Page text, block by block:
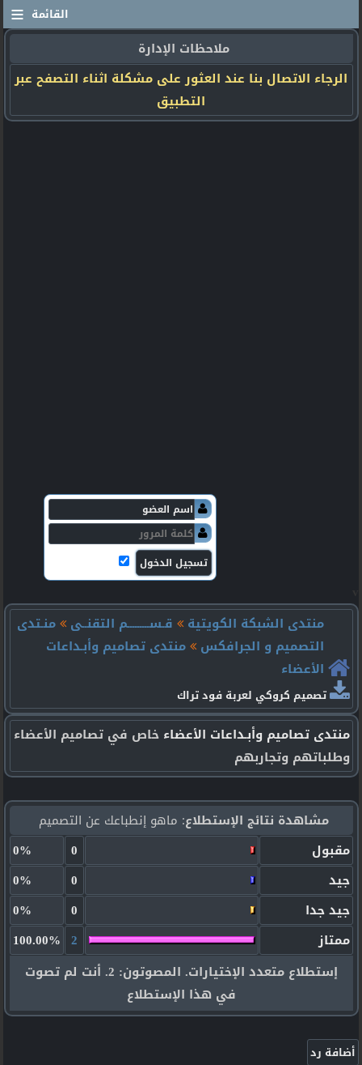
≡ القائمة
ملاحظات الإدارة
الرجاء الاتصال بنا عند العثور على مشكلة اثناء التصفح عبر
التطبيق
منتدى الشبكة الكويتية
قـســـــــــم التقنــى
منـتدى
التصميم و الجرافكس
منتدى تصاميم وأبـداعات
الأعضاء
تصميم كروكي لعربة فود تراك
منتدى تصاميم وأبـداعات الأعضاء خاص في تصاميم الأعضاء
وطلباتهم وتجاربهم
مشاهدة نتائج الإستطلاع: ماهو إنطباعك عن التصميم
مقبول
0
0%
جيد
0
0%
جيد جدا
0
0%
ممتاز
2
100.00%
إستطلاع متعدد الإختيارات. المصوتون: 2. أنت لم تصوت
في هذا الإستطلاع